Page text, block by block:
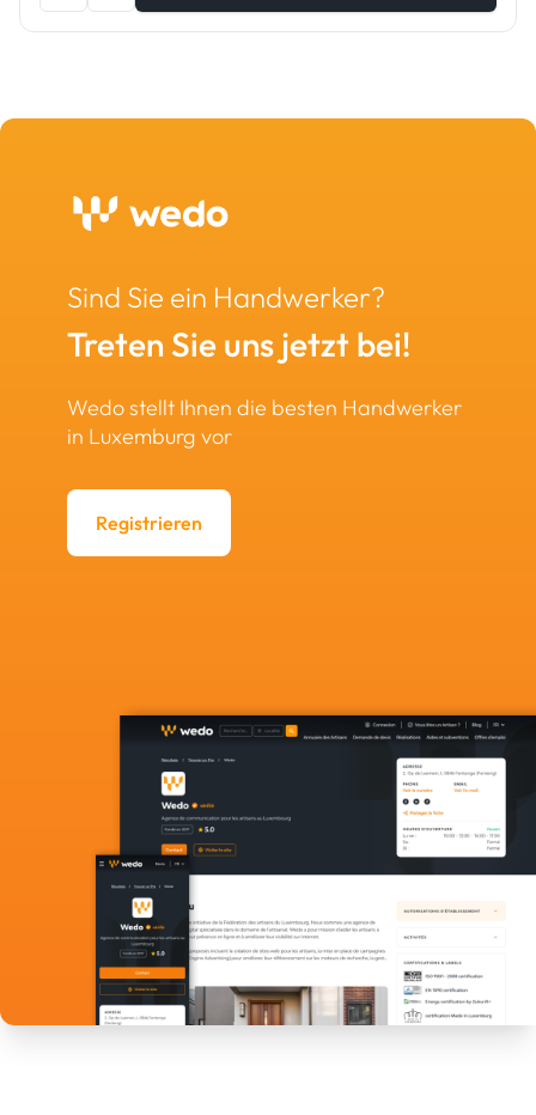
Sind Sie ein Handwerker?
Treten Sie uns jetzt bei!
Wedo stellt Ihnen die besten Handwerker
in Luxemburg vor
Registrieren